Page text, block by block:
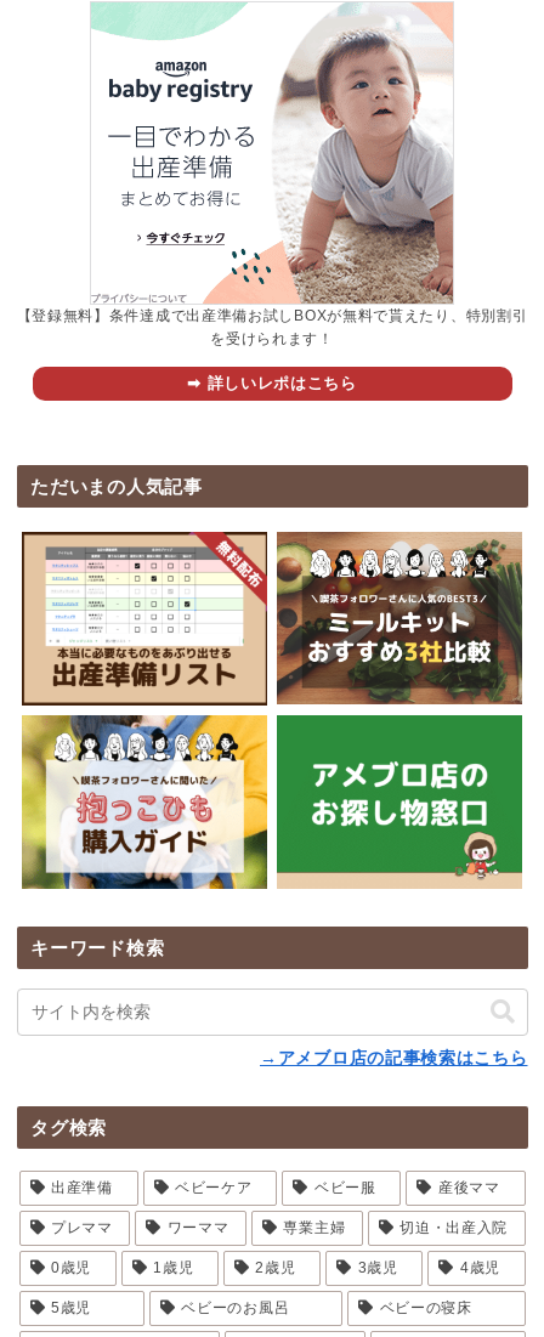
【登録無料】条件達成で出産準備お試しBOXが無料で貰えたり、特別割引
を受けられます！
➡︎ 詳しいレポはこちら
ただいまの人気記事
キーワード検索
→アメブロ店の記事検索はこちら
タグ検索
出産準備 ベビーケア ベビー服 産後ママ
プレママ ワーママ 専業主婦 切迫・出産入院
0歳児 1歳児 2歳児 3歳児 4歳児
5歳児 ベビーのお風呂 ベビーの寝床